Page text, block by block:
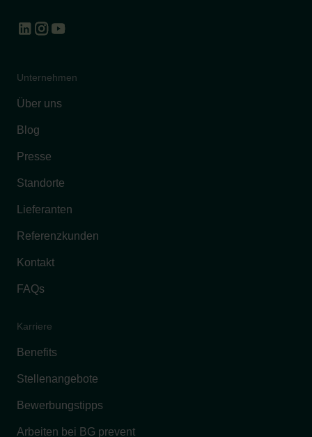
Unternehmen
Über uns
Blog
Presse
Standorte
Lieferanten
Referenzkunden
Kontakt
FAQs
Karriere
Benefits
Stellenangebote
Bewerbungstipps
Arbeiten bei BG prevent